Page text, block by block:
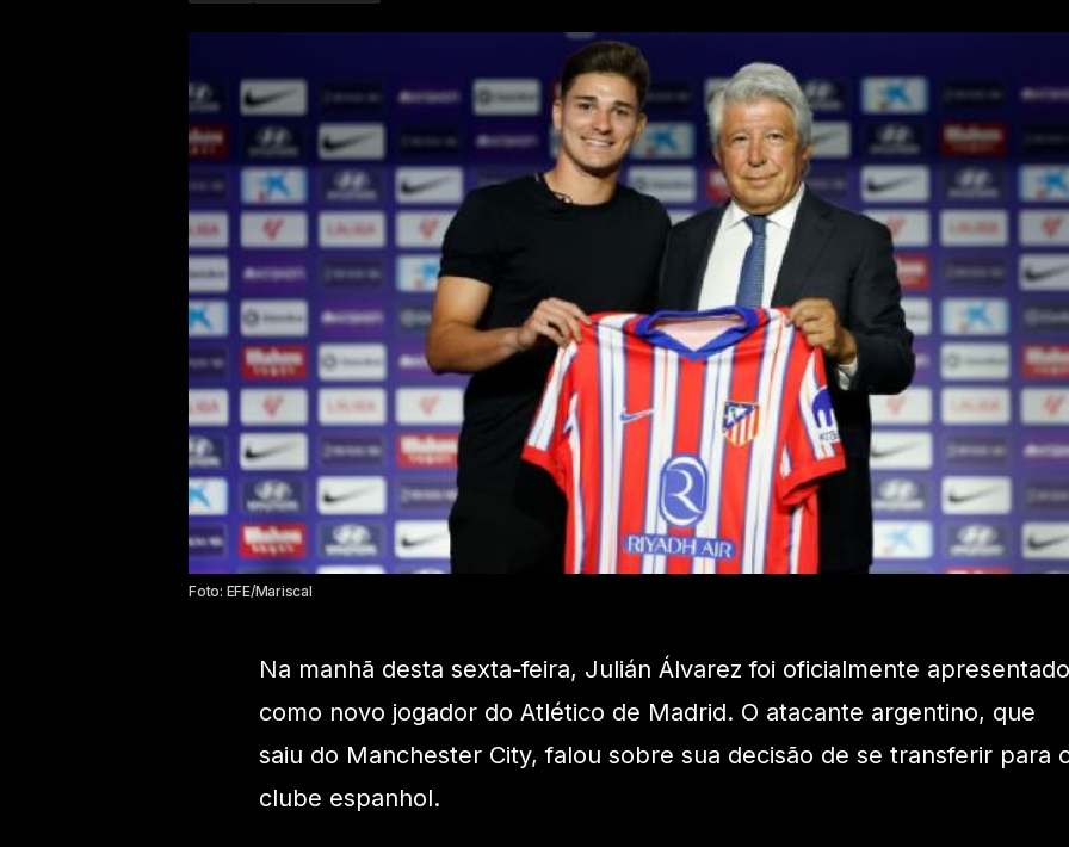
Foto: EFE/Mariscal
Na manhã desta sexta-feira, Julián Álvarez foi oficialmente apresentado
como novo jogador do Atlético de Madrid. O atacante argentino, que
saiu do Manchester City, falou sobre sua decisão de se transferir para
clube espanhol.